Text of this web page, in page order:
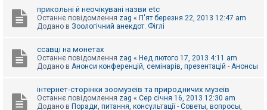
м
г
прикольні й неочікувані назви etc
Останнє повідомлення zag « П'ят березня 22, 2013 12:47 am
Додано в Зоологічний анекдот. Фіглі
ссавці на монетах
Останнє повідомлення zag « Нед лютого 17, 2013 4:11 am
Додано в Анонси конференцій, семінарів, презентацій - Анонсы
інтернет-сторінки зоомузеїв та природничих музеїв
Останнє повідомлення zag « Сер січня 16, 2013 12:30 am
Додано в Поради, питання, консультації - Советы, вопросы,